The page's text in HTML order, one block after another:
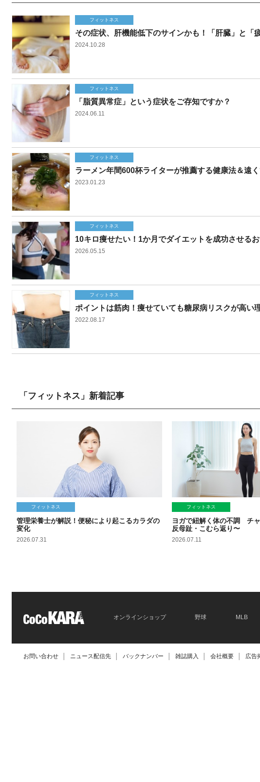
フィットネス
その症状、肝機能低下のサインかも！「肝臓」と「
2024.10.28
フィットネス
「脂質異常症」という症状をご存知ですか？
2024.06.11
フィットネス
ラーメン年間600杯ライターが推薦する健康法＆遠
2023.01.23
フィットネス
10キロ痩せたい！1か月でダイエットを成功させる
2026.05.15
フィットネス
ポイントは筋肉！痩せていても糖尿病リスクが高い
2022.08.17
「フィットネス」新着記事
フィットネス
管理栄養士が解説！便秘により起こるカラダの
変化
2026.07.31
フィットネス
ヨガで紐解く体の不調
反母趾・こむら返り〜
2026.07.11
オンラインショップ 野球 MLB
お問い合わせ ニュース配信先 バックナンバー 雑誌購入 会社概要 広告